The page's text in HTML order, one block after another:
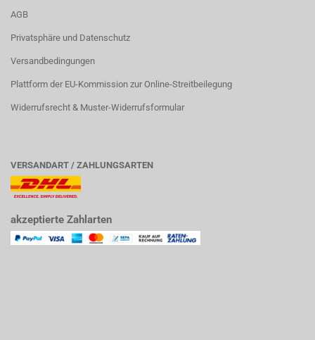
AGB
Privatsphäre und Datenschutz
Versandbedingungen
Plattform der EU-Kommission zur Online-Streitbeilegung
Widerrufsrecht & Muster-Widerrufsformular
VERSANDART / ZAHLUNGSARTEN
akzeptierte Zahlarten